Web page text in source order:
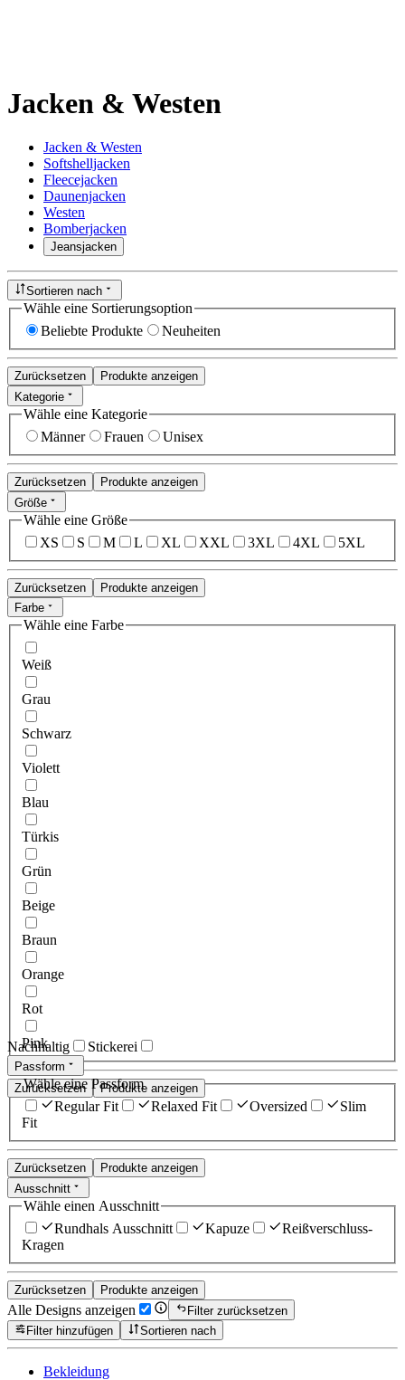
Jacken & Westen
Jacken & Westen
Softshelljacken
Fleecejacken
Daunenjacken
Westen
Bomberjacken
Jeansjacken
Sortieren nach
Wähle eine Sortierungsoption
Beliebte Produkte
Neuheiten
Zurücksetzen
Produkte anzeigen
Kategorie
Wähle eine Kategorie
Männer
Frauen Unisex
Zurücksetzen
Produkte anzeigen
Größe
Wähle eine Größe
XS
S M L XL XXL 3XL 4XL 5XL
Zurücksetzen
Produkte anzeigen
Farbe
Wähle eine Farbe
Weiß
Grau
Schwarz
Violett
Blau
Türkis
Grün
Beige
Braun
Orange
Rot
Pink
Zurücksetzen Produkte anzeigen
Nachhaltig Stickerei
Passform
Wähle eine Passform
Regular Fit
Relaxed Fit Oversized
Slim
Fit
Zurücksetzen
Produkte anzeigen
Ausschnitt
Wähle einen Ausschnitt
Rundhals Ausschnitt
Kapuze
Reißverschluss-
Kragen
Zurücksetzen Produkte anzeigen
Alle Designs anzeigen
Filter zurücksetzen
Filter hinzufügen
Sortieren nach
Bekleidung